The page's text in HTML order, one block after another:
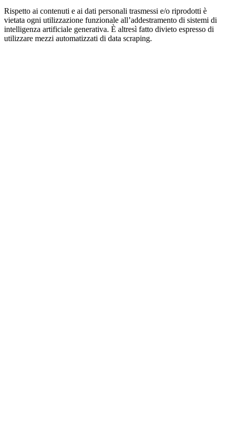
Rispetto ai contenuti e ai dati personali trasmessi e/o riprodotti è
vietata ogni utilizzazione funzionale all’addestramento di sistemi di
intelligenza artificiale generativa. È altresì fatto divieto espresso di
utilizzare mezzi automatizzati di data scraping.